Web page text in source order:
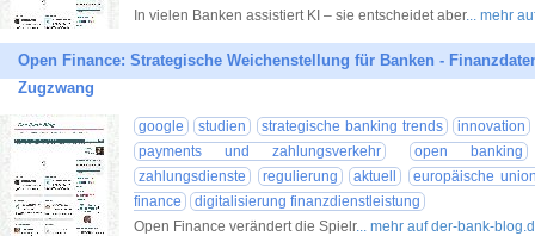
In vielen Banken assistiert KI – sie entscheidet aber... mehr
Open Finance: Strategische Weichenstellung für Banken -
Zugzwang
google studien strategische banking trends
innovation
payments und zahlungsverkehr
open banking
zahlungsdienste
regulierung aktuell
europäische
finance
digitalisierung finanzdienstleistung
Open Finance verändert die Spielr... mehr auf der-bank-